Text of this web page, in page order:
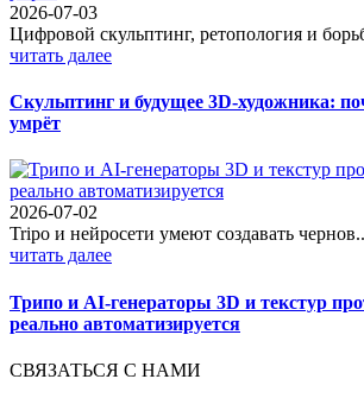
2026-07-03
Цифровой скульптинг, ретопология и
читать далее
Скульптинг и будущее 3D-художника:
умрёт
2026-07-02
Tripo и нейросети умеют создавать
читать далее
Трипо и AI-генераторы 3D и текстур
реально автоматизируется
СВЯЗАТЬСЯ С НАМИ